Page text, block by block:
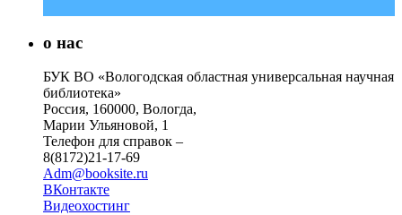
о нас
БУК ВО «Вологодская областная универсальная научная
библиотека»
Россия, 160000, Вологда,
Марии Ульяновой, 1
Телефон для справок –
8(8172)21-17-69
Adm@booksite.ru
ВКонтакте
Видеохостинг